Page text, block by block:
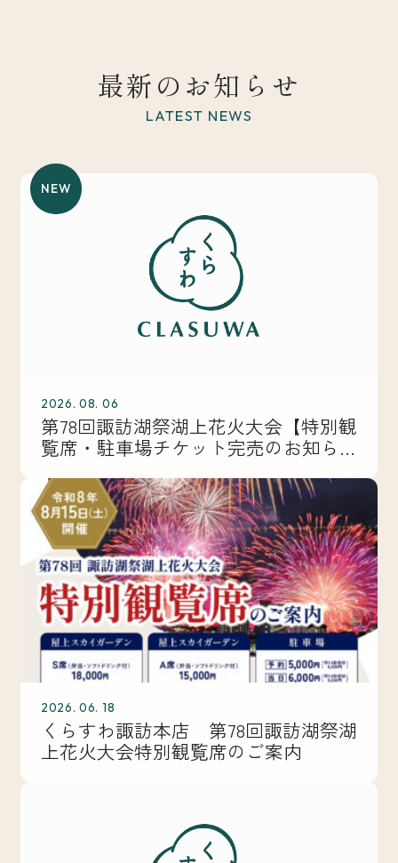
最新のお知らせ
LATEST NEWS
NEW
2026. 08. 06
第78回諏訪湖祭湖上花火大会【特別観
覧席・駐車場チケット完売のお知ら
2026. 06. 18
くらすわ諏訪本店 第78回諏訪湖祭湖
上花火大会特別観覧席のご案内